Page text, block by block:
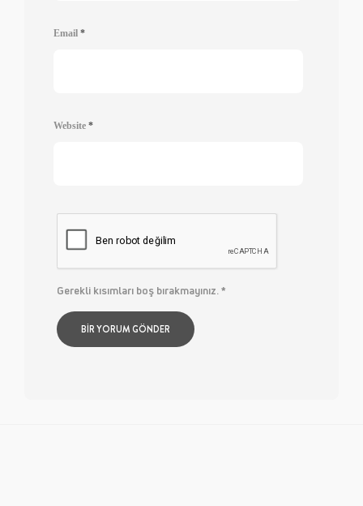
Email *
Website *
Gerekli kısımları boş bırakmayınız.*